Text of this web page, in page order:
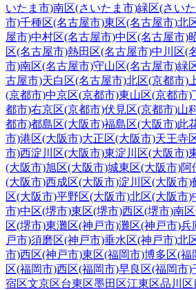
いたま市)南区(さいたま市)緑区(さい
市)千種区(名古屋市)東区(名古屋市)北
屋市)中村区(名古屋市)中区(名古屋市)
区(名古屋市)熱田区(名古屋市)中川区(
市)南区(名古屋市)守山区(名古屋市)緑
古屋市)天白区(名古屋市)北区(京都市)
(京都市)中京区(京都市)東山区(京都市)
都市)右京区(京都市)伏見区(京都市)山
都市)都島区(大阪市)福島区(大阪市)此
市)港区(大阪市)大正区(大阪市)天王寺
市)西淀川区(大阪市)東淀川区(大阪市)
(大阪市)旭区(大阪市)城東区(大阪市)阿
(大阪市)西成区(大阪市)淀川区(大阪市)
区(大阪市)平野区(大阪市)北区(大阪市)
市)中区(堺市)東区(堺市)西区(堺市)南
区(堺市)東灘区(神戸市)灘区(神戸市)兵
戸市)須磨区(神戸市)垂水区(神戸市)北
市)西区(神戸市)東区(福岡市)博多区(福
区(福岡市)西区(福岡市)早良区(福岡市)
宿区文京区台東区墨田区江東区品川区